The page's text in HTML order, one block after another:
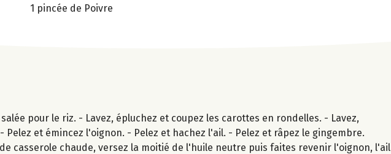
1 pincée de Poivre
salée pour le riz. - Lavez, épluchez et coupez les carottes en rondelles. - Lavez,
et émincez l'oignon. - Pelez et hachez l'ail. - Pelez et râpez le gingembre.
casserole chaude, versez la moitié de l'huile neutre puis faites revenir l'oignon, l'ail